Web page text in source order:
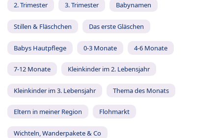
2. Trimester 3. Trimester Babynamen
Stillen & Fläschchen Das erste Gläschen
Babys Hautpflege 0-3 Monate 4-6 Monate
7-12 Monate Kleinkinder im 2. Lebensjahr
Kleinkinder im 3. Lebensjahr Thema des Monats
Eltern in meiner Region Flohmarkt
Wichteln, Wanderpakete & Co